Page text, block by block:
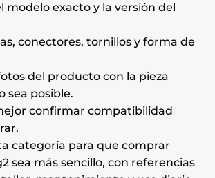
modelo exacto y la versión del
conectores, tornillos y forma de
del producto con la pieza
sea posible.
confirmar compatibilidad
categoría para que comprar
sea más sencillo, con referencias